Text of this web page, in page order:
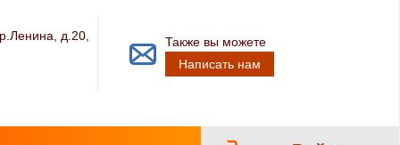
д.20,
Также вы можете
Написать нам